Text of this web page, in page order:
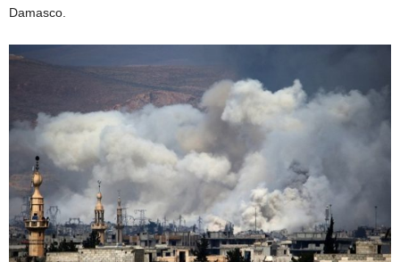
Damasco.